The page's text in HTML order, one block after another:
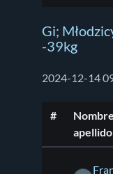
Gi;
-39kg
2024-12-14
#
apellido